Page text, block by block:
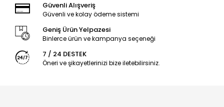
Güvenli Alışveriş
Güvenli ve kolay ödeme sistemi
Geniş Ürün Yelpazesi
Binlerce ürün ve kampanya seçeneği
7 / 24 DESTEK
Öneri ve şikayetlerinizi bize iletebilirsiniz.